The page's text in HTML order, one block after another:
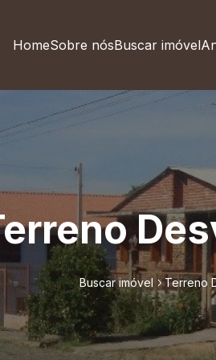
HomeSobre nósBuscar imóvel
Buscar imóvel Terreno